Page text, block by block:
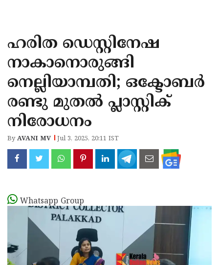
KANNUR
KASARAGOD
ഹരിത ഡെസ്റ്റിനേഷ
നാകാനൊരുങ്ങി
നെല്ലിയാമ്പതി; ഒക്ടോബർ
രണ്ടു മുതൽ പ്ലാസ്റ്റിക്
നിരോധനം
ByAVANI MV Jul 3, 2025, 20:11 IST
Whatsapp Group